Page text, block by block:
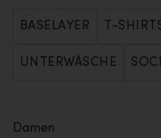
BASELAYER T-
UNTERWÄSCHE
Damen